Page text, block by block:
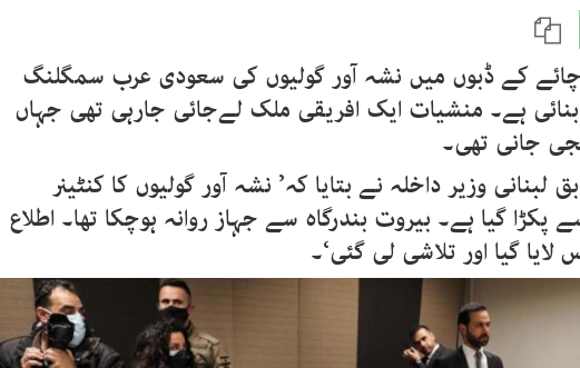
چائے کے ڈبوں میں نشہ آور گولیوں کی سعودی عرب سمگلنگ
ہے۔ منشیات ایک افریقی ملک لےجائی جارہی تھی جہاں
جانی تھی۔
مطابق لبنانی وزیر داخلہ نے بتایا کہ’ نشہ آور گولیوں کا کنٹینر
پکڑا گیا ہے۔ بیروت بندرگاہ سے جہاز روانہ ہوچکا تھا۔ اطلاع
لایا گیا اور تلاشی لی گئی‘۔